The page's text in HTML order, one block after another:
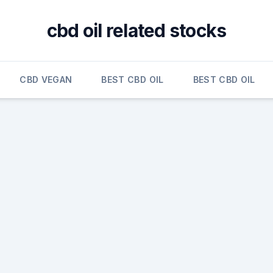
cbd oil related stocks
CBD VEGAN BEST CBD OIL BEST CBD OIL